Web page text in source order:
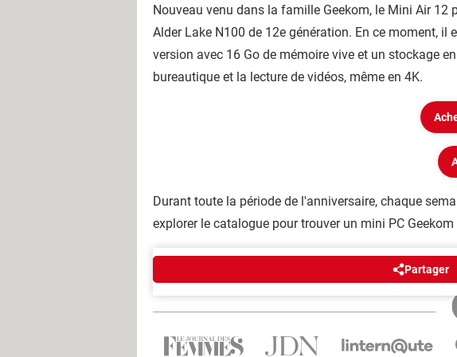
Nouveau venu dans la famille Geekom, le Mini Air 12
Alder Lake N100 de 12e génération. En ce moment,
version avec 16 Go de mémoire vive et un stockage
bureautique et la lecture de vidéos, même en 4K.
Durant toute la période de l'anniversaire, chaque
explorer le catalogue pour trouver un mini PC
Partager
Publicité Contact